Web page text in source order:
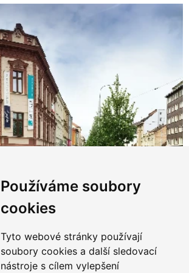
Používáme soubory
cookies
Tyto webové stránky používají
soubory cookies a další sledovací
nástroje s cílem vylepšení